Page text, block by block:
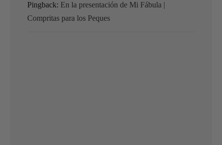
Pingback: En la presentación de Mi Fábula |
Compritas para los Peques